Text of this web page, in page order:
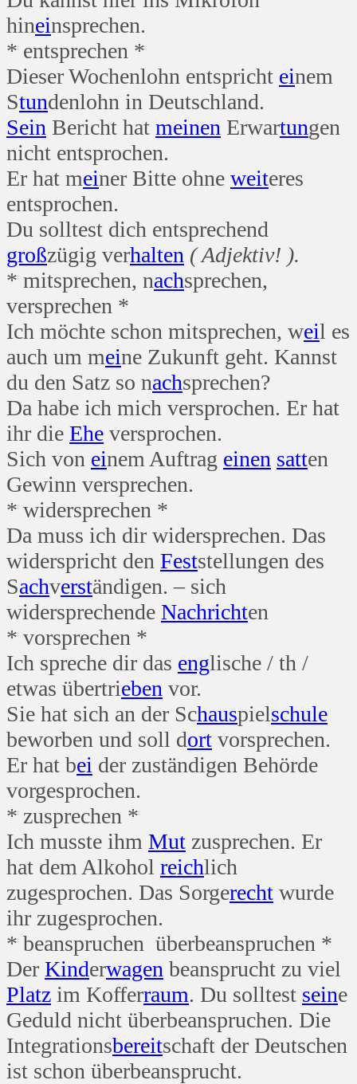
hineinsprechen.
* entsprechen *
Dieser Wochenlohn entspricht einem
Stundenlohn in Deutschland.
Sein Bericht hat meinen Erwartungen
nicht entsprochen.
Er hat meiner Bitte ohne weiteres
entsprochen.
Du solltest dich entsprechend
großzügig verhalten ( Adjektiv! ).
* mitsprechen, nachsprechen,
versprechen *
Ich möchte schon mitsprechen, weil es
auch um meine Zukunft geht. Kannst
du den Satz so nachsprechen?
Da habe ich mich versprochen. Er hat
ihr die Ehe versprochen.
Sich von einem Auftrag einen satten
Gewinn versprechen.
* widersprechen *
Da muss ich dir widersprechen. Das
widerspricht den Feststellungen des
Sachverständigen. – sich
widersprechende Nachrichten
* vorsprechen *
Ich spreche dir das englische / th /
etwas übertrieben vor.
Sie hat sich an der Schauspielschule
beworben und soll dort vorsprechen.
Er hat bei der zuständigen Behörde
vorgesprochen.
* zusprechen *
Ich musste ihm Mut zusprechen. Er
hat dem Alkohol reichlich
zugesprochen. Das Sorgerecht wurde
ihr zugesprochen.
* beanspruchen überbeanspruchen *
Der Kinderwagen beansprucht zu viel
Platz im Kofferraum. Du solltest seine
Geduld nicht überbeanspruchen. Die
Integrationsbereitschaft der Deutschen
ist schon überbeansprucht.